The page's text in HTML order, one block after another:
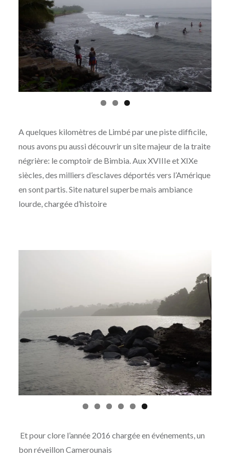
A quelques kilomètres de Limbé par une piste difficile,
nous avons pu aussi découvrir un site majeur de la traite
négrière: le comptoir de Bimbia. Aux XVIIIe et XIXe
siècles, des milliers d’esclaves déportés vers l’Amérique
en sont partis. Site naturel superbe mais ambiance
lourde, chargée d’histoire
Et pour clore l’année 2016 chargée en événements, un
bon réveillon Camerounais